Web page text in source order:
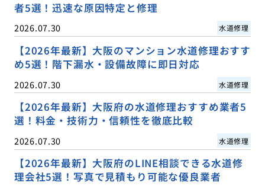
者5選！迅速な原因特定と修理
2026.07.30 水道修理
【2026年最新】大阪のマンション水道修理おすす
め5選！階下漏水・設備故障に即日対応
2026.07.30 水道修理
【2026年最新】大阪府の水道修理おすすめ業者5
選！料金・技術力・信頼性を徹底比較
2026.07.30 水道修理
【2026年最新】大阪府のLINE相談できる水道修
理会社5選！写真で見積もり可能な優良業者